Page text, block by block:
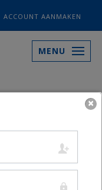
ACCOUNT AANMAKEN
×
MENU
INSTRUCTEURS